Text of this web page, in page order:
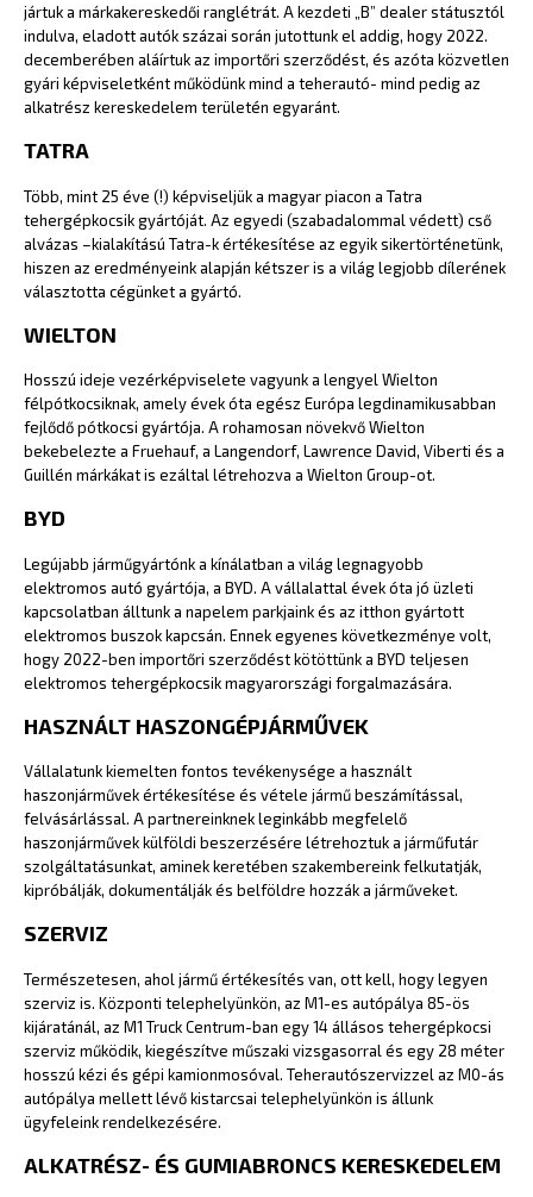
jártuk a márkakereskedői ranglétrát. A kezdeti „B” dealer státusztól
indulva, eladott autók százai során jutottunk el addig, hogy 2022.
decemberében aláírtuk az importőri szerződést, és azóta közvetlen
gyári képviseletként működünk mind a teherautó- mind pedig az
alkatrész kereskedelem területén egyaránt.
TATRA
Több, mint 25 éve (!) képviseljük a magyar piacon a Tatra
tehergépkocsik gyártóját. Az egyedi (szabadalommal védett) cső
alvázas –kialakítású Tatra-k értékesítése az egyik sikertörténetünk,
hiszen az eredményeink alapján kétszer is a világ legjobb dílerének
választotta cégünket a gyártó.
WIELTON
Hosszú ideje vezérképviselete vagyunk a lengyel Wielton
félpótkocsiknak, amely évek óta egész Európa legdinamikusabban
fejlődő pótkocsi gyártója. A rohamosan növekvő Wielton
bekebelezte a Fruehauf, a Langendorf, Lawrence David, Viberti és a
Guillén márkákat is ezáltal létrehozva a Wielton Group-ot.
BYD
Legújabb járműgyártónk a kínálatban a világ legnagyobb
elektromos autó gyártója, a BYD. A vállalattal évek óta jó üzleti
kapcsolatban álltunk a napelem parkjaink és az itthon gyártott
elektromos buszok kapcsán. Ennek egyenes következménye volt,
hogy 2022-ben importőri szerződést kötöttünk a BYD teljesen
elektromos tehergépkocsik magyarországi forgalmazására.
HASZNÁLT HASZONGÉPJÁRMŰVEK
Vállalatunk kiemelten fontos tevékenysége a használt
haszonjárművek értékesítése és vétele jármű beszámítással,
felvásárlással. A partnereinknek leginkább megfelelő
haszonjárművek külföldi beszerzésére létrehoztuk a járműfutár
szolgáltatásunkat, aminek keretében szakembereink felkutatják,
kipróbálják, dokumentálják és belföldre hozzák a járműveket.
SZERVIZ
Természetesen, ahol jármű értékesítés van, ott kell, hogy legyen
szerviz is. Központi telephelyünkön, az M1-es autópálya 85-ös
kijáratánál, az M1 Truck Centrum-ban egy 14 állásos tehergépkocsi
szerviz működik, kiegészítve műszaki vizsgasorral és egy 28 méter
hosszú kézi és gépi kamionmosóval. Teherautószervizzel az M0-ás
autópálya mellett lévő kistarcsai telephelyünkön is állunk
ügyfeleink rendelkezésére.
ALKATRÉSZ- ÉS GUMIABRONCS KERESKEDELEM